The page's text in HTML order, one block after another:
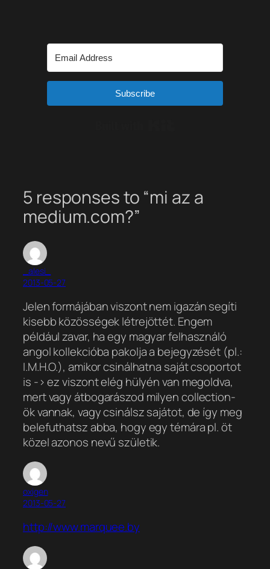
Subscribe
5 responses to “mi az a
medium.com?”
_alesi_
2013-05-27
Jelen formájában viszont nem igazán segíti
kisebb közösségek létrejöttét. Engem
például zavar, ha egy magyar felhasználó
angol kollekcióba pakolja a bejegyzését (pl.:
I.M.H.O.), amikor csinálhatna saját csoportot
is -> ez viszont elég hülyén van megoldva,
mert vagy átbogarászod milyen collection-
ök vannak, vagy csinálsz sajátot, de így meg
belefuthatsz abba, hogy egy témára pl. öt
közel azonos nevű születik.
oxigen
2013-05-27
http://www.marquee.by